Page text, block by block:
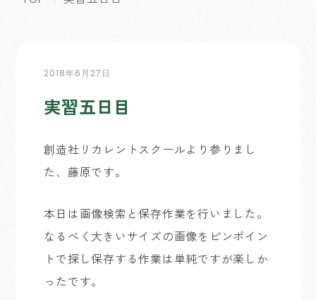
2018年6月27日
実習五日目
創造社リカレントスクールより参りまし
た、藤原です。
本日は画像検索と保存作業を行いました。
なるべく大きいサイズの画像をピンポイン
トで探し保存する作業は単純ですが楽しか
ったです。